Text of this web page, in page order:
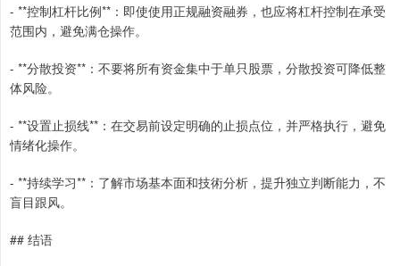
- **控制杠杆比例**：即使使用正规融资融券，也应将杠杆控制在承受
范围内，避免满仓操作。
- **分散投资**：不要将所有资金集中于单只股票，分散投资可降低整
体风险。
- **设置止损线**：在交易前设定明确的止损点位，并严格执行，避免
情绪化操作。
- **持续学习**：了解市场基本面和技術分析，提升独立判断能力，不
盲目跟风。
## 结语